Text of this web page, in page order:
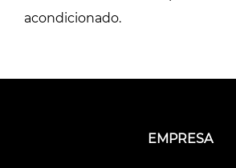
acondicionado.
EMPRESA